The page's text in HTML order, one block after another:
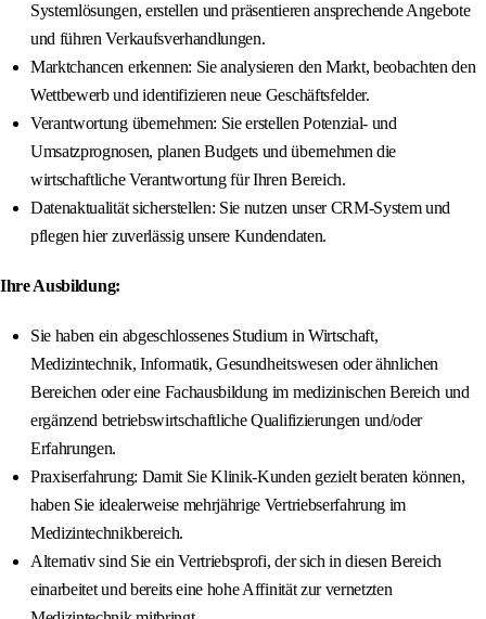
Systemlösungen, erstellen und präsentieren ansprechende Angebote
und führen Verkaufsverhandlungen.
Marktchancen erkennen: Sie analysieren den Markt, beobachten den
Wettbewerb und identifizieren neue Geschäftsfelder.
Verantwortung übernehmen: Sie erstellen Potenzial- und
Umsatzprognosen, planen Budgets und übernehmen die
wirtschaftliche Verantwortung für Ihren Bereich.
Datenaktualität sicherstellen: Sie nutzen unser CRM-System und
pflegen hier zuverlässig unsere Kundendaten.
Ihre Ausbildung:
Sie haben ein abgeschlossenes Studium in Wirtschaft,
Medizintechnik, Informatik, Gesundheitswesen oder ähnlichen
Bereichen oder eine Fachausbildung im medizinischen Bereich und
ergänzend betriebswirtschaftliche Qualifizierungen und/oder
Erfahrungen.
Praxiserfahrung: Damit Sie Klinik-Kunden gezielt beraten können,
haben Sie idealerweise mehrjährige Vertriebserfahrung im
Medizintechnikbereich.
Alternativ sind Sie ein Vertriebsprofi, der sich in diesen Bereich
einarbeitet und bereits eine hohe Affinität zur vernetzten